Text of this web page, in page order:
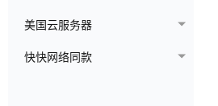
美国云服务器
快快网络同款